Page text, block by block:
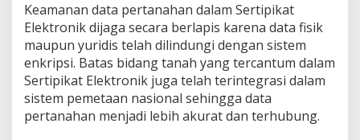
Keamanan data pertanahan dalam Sertipikat
Elektronik dijaga secara berlapis karena data fisik
maupun yuridis telah dilindungi dengan sistem
enkripsi. Batas bidang tanah yang tercantum dalam
Sertipikat Elektronik juga telah terintegrasi dalam
sistem pemetaan nasional sehingga data
pertanahan menjadi lebih akurat dan terhubung.